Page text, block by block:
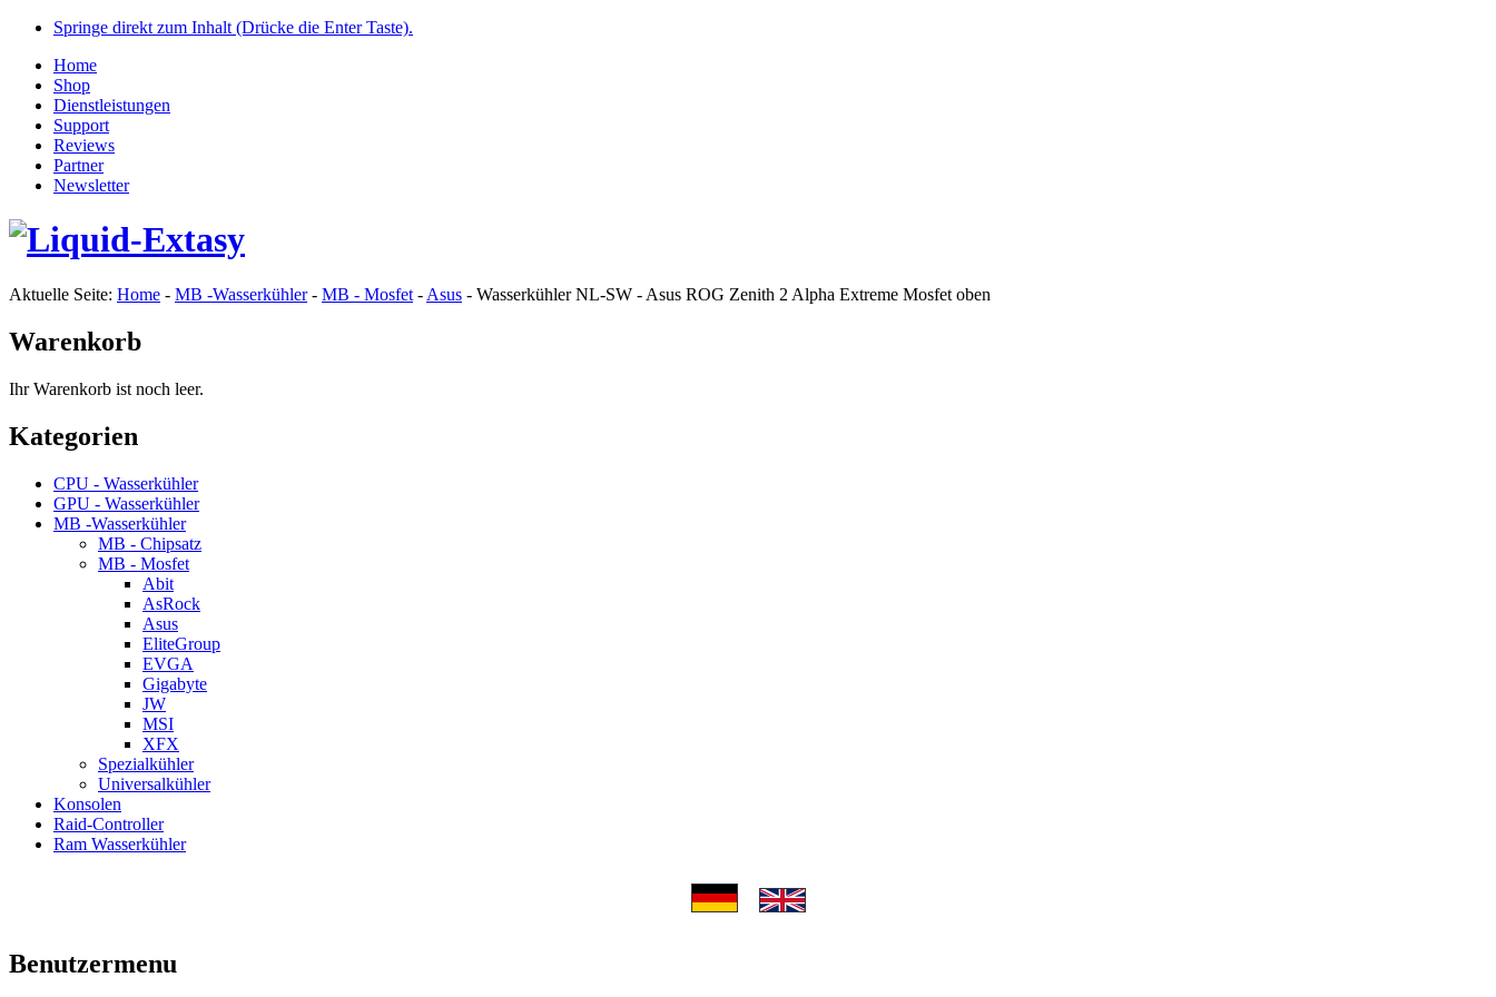
Springe direkt zum Inhalt (Drücke die Enter Taste).
Home
Shop
Dienstleistungen
Support
Reviews
Partner
Newsletter
Aktuelle Seite: Home - MB -Wasserkühler- MB - Mosfet - Asus - Wasserkühler NL-SW - Asus ROG Zenith 2 Alpha Extreme Mosfet oben
Warenkorb
Ihr Warenkorb ist noch leer.
Kategorien
CPU - Wasserkühler
GPU - Wasserkühler
MB -Wasserkühler
MB - Chipsatz
MB - Mosfet
Abit
AsRock
Asus
EliteGroup
EVGA
Gigabyte
JW
MSI
XFX
Spezialkühler
Universalkühler
Konsolen
Raid-Controller
Ram Wasserkühler
Benutzermenu